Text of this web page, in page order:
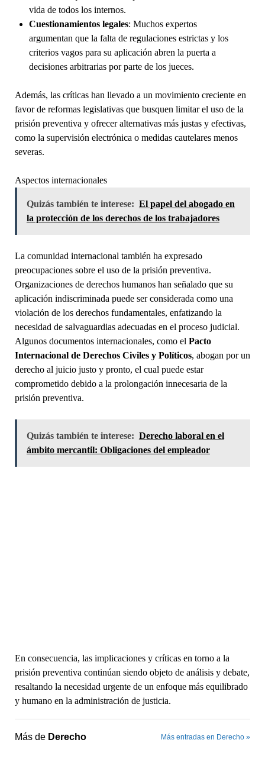
vida de todos los internos.
Cuestionamientos legales: Muchos expertos
argumentan que la falta de regulaciones estrictas y los
criterios vagos para su aplicación abren la puerta a
decisiones arbitrarias por parte de los jueces.
Además, las críticas han llevado a un movimiento creciente en
favor de reformas legislativas que busquen limitar el uso de la
prisión preventiva y ofrecer alternativas más justas y efectivas,
como la supervisión electrónica o medidas cautelares menos
severas.
Aspectos internacionales
Quizás también te interese: El papel del abogado en
la protección de los derechos de los trabajadores
La comunidad internacional también ha expresado
preocupaciones sobre el uso de la prisión preventiva.
Organizaciones de derechos humanos han señalado que su
aplicación indiscriminada puede ser considerada como una
violación de los derechos fundamentales, enfatizando la
necesidad de salvaguardias adecuadas en el proceso judicial.
Algunos documentos internacionales, como el Pacto
Internacional de Derechos Civiles y Políticos, abogan por un
derecho al juicio justo y pronto, el cual puede estar
comprometido debido a la prolongación innecesaria de la
prisión preventiva.
Quizás también te interese: Derecho laboral en el
ámbito mercantil: Obligaciones del empleador
En consecuencia, las implicaciones y críticas en torno a la
prisión preventiva continúan siendo objeto de análisis y debate,
resaltando la necesidad urgente de un enfoque más equilibrado
y humano en la administración de justicia.
Más de Derecho Más entradas en Derecho »